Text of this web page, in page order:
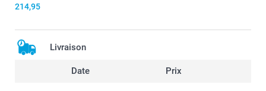
214,95
Livraison
Date Prix